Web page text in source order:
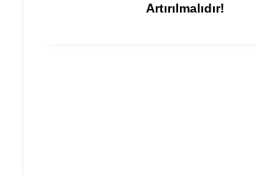
Artırılmalıdır!